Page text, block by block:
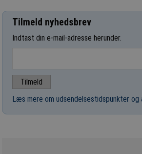
Tilmeld nyhedsbrev
Indtast din e-mail-adresse herunder.
Læs mere om udsendelsestidspunkter og